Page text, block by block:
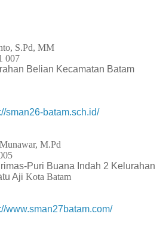
S.Pd, MM
007
Belian Kecamatan Batam
sman26-batam.sch.id/
M.Pd
Puri Buana Indah 2 Kelurahan
Aji Kota Batam
www.sman27batam.com/